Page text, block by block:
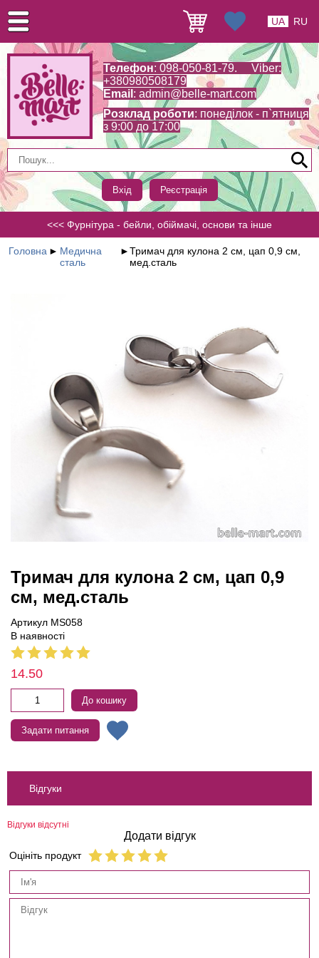
Телефон: 098-050-81-79. Viber:
+380980508179
Email : admin@belle-mart.com
Розклад роботи: понеділок - п`ятниця
з 9:00 до 17:00
Вхід Реєстрація
UA RU
<<< Фурнітура - бейли, обіймачі, основи та інше
Головна ► Медична
сталь
►Тримач для кулона 2 см, цап 0,9 см,
мед.сталь
Тримач для кулона 2 см, цап 0,9
см, мед.сталь
Артикул MS058
В наявності
14.50
До кошику
Задати питання
Відгуки
Відгуки відсутні
Додати відгук
Оцініть продукт